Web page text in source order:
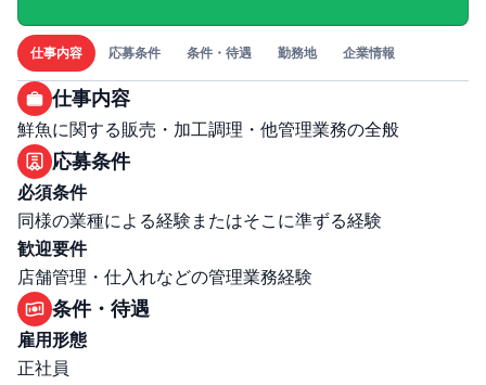
仕事内容 応募条件 条件・待遇 勤務地 企業情報
仕事内容
鮮魚に関する販売・加工調理・他管理業務の全般
応募条件
必須条件
同様の業種による経験またはそこに準ずる経験
歓迎要件
店舗管理・仕入れなどの管理業務経験
条件・待遇
雇用形態
正社員